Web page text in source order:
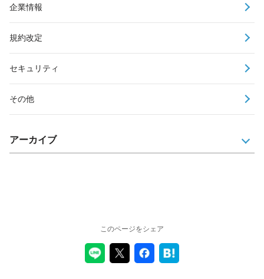
企業情報
規約改定
セキュリティ
その他
アーカイブ
このページをシェア